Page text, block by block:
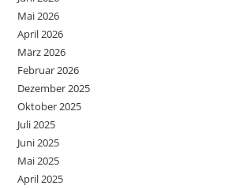
Mai 2026
April 2026
März 2026
Februar 2026
Dezember 2025
Oktober 2025
Juli 2025
Juni 2025
Mai 2025
April 2025